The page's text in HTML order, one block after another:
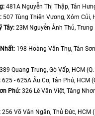
481A Nguyễn Thị Thập, Tân
507 Tùng Thiện Vương, Xóm Củi,
Tây: 23M Nguyễn Ảnh Thủ, Trung
198 Hoàng Văn Thụ, Tân
389 Quang Trung, Gò Vấp, HCM
625 - 625A Âu Cơ, Tân Phú, HCM
Phú: 326 Lê Văn Việt, Tăng
256 Võ Văn Ngân, Thủ Đức, HCM